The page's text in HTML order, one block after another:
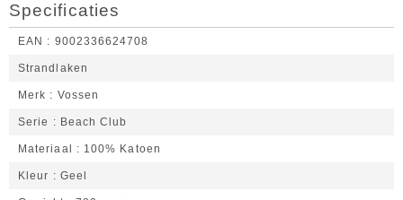
Specificaties
EAN 9002336624708
Strandlaken
Merk Vossen
Serie Beach Club
Materiaal 100% Katoen
Kleur Geel